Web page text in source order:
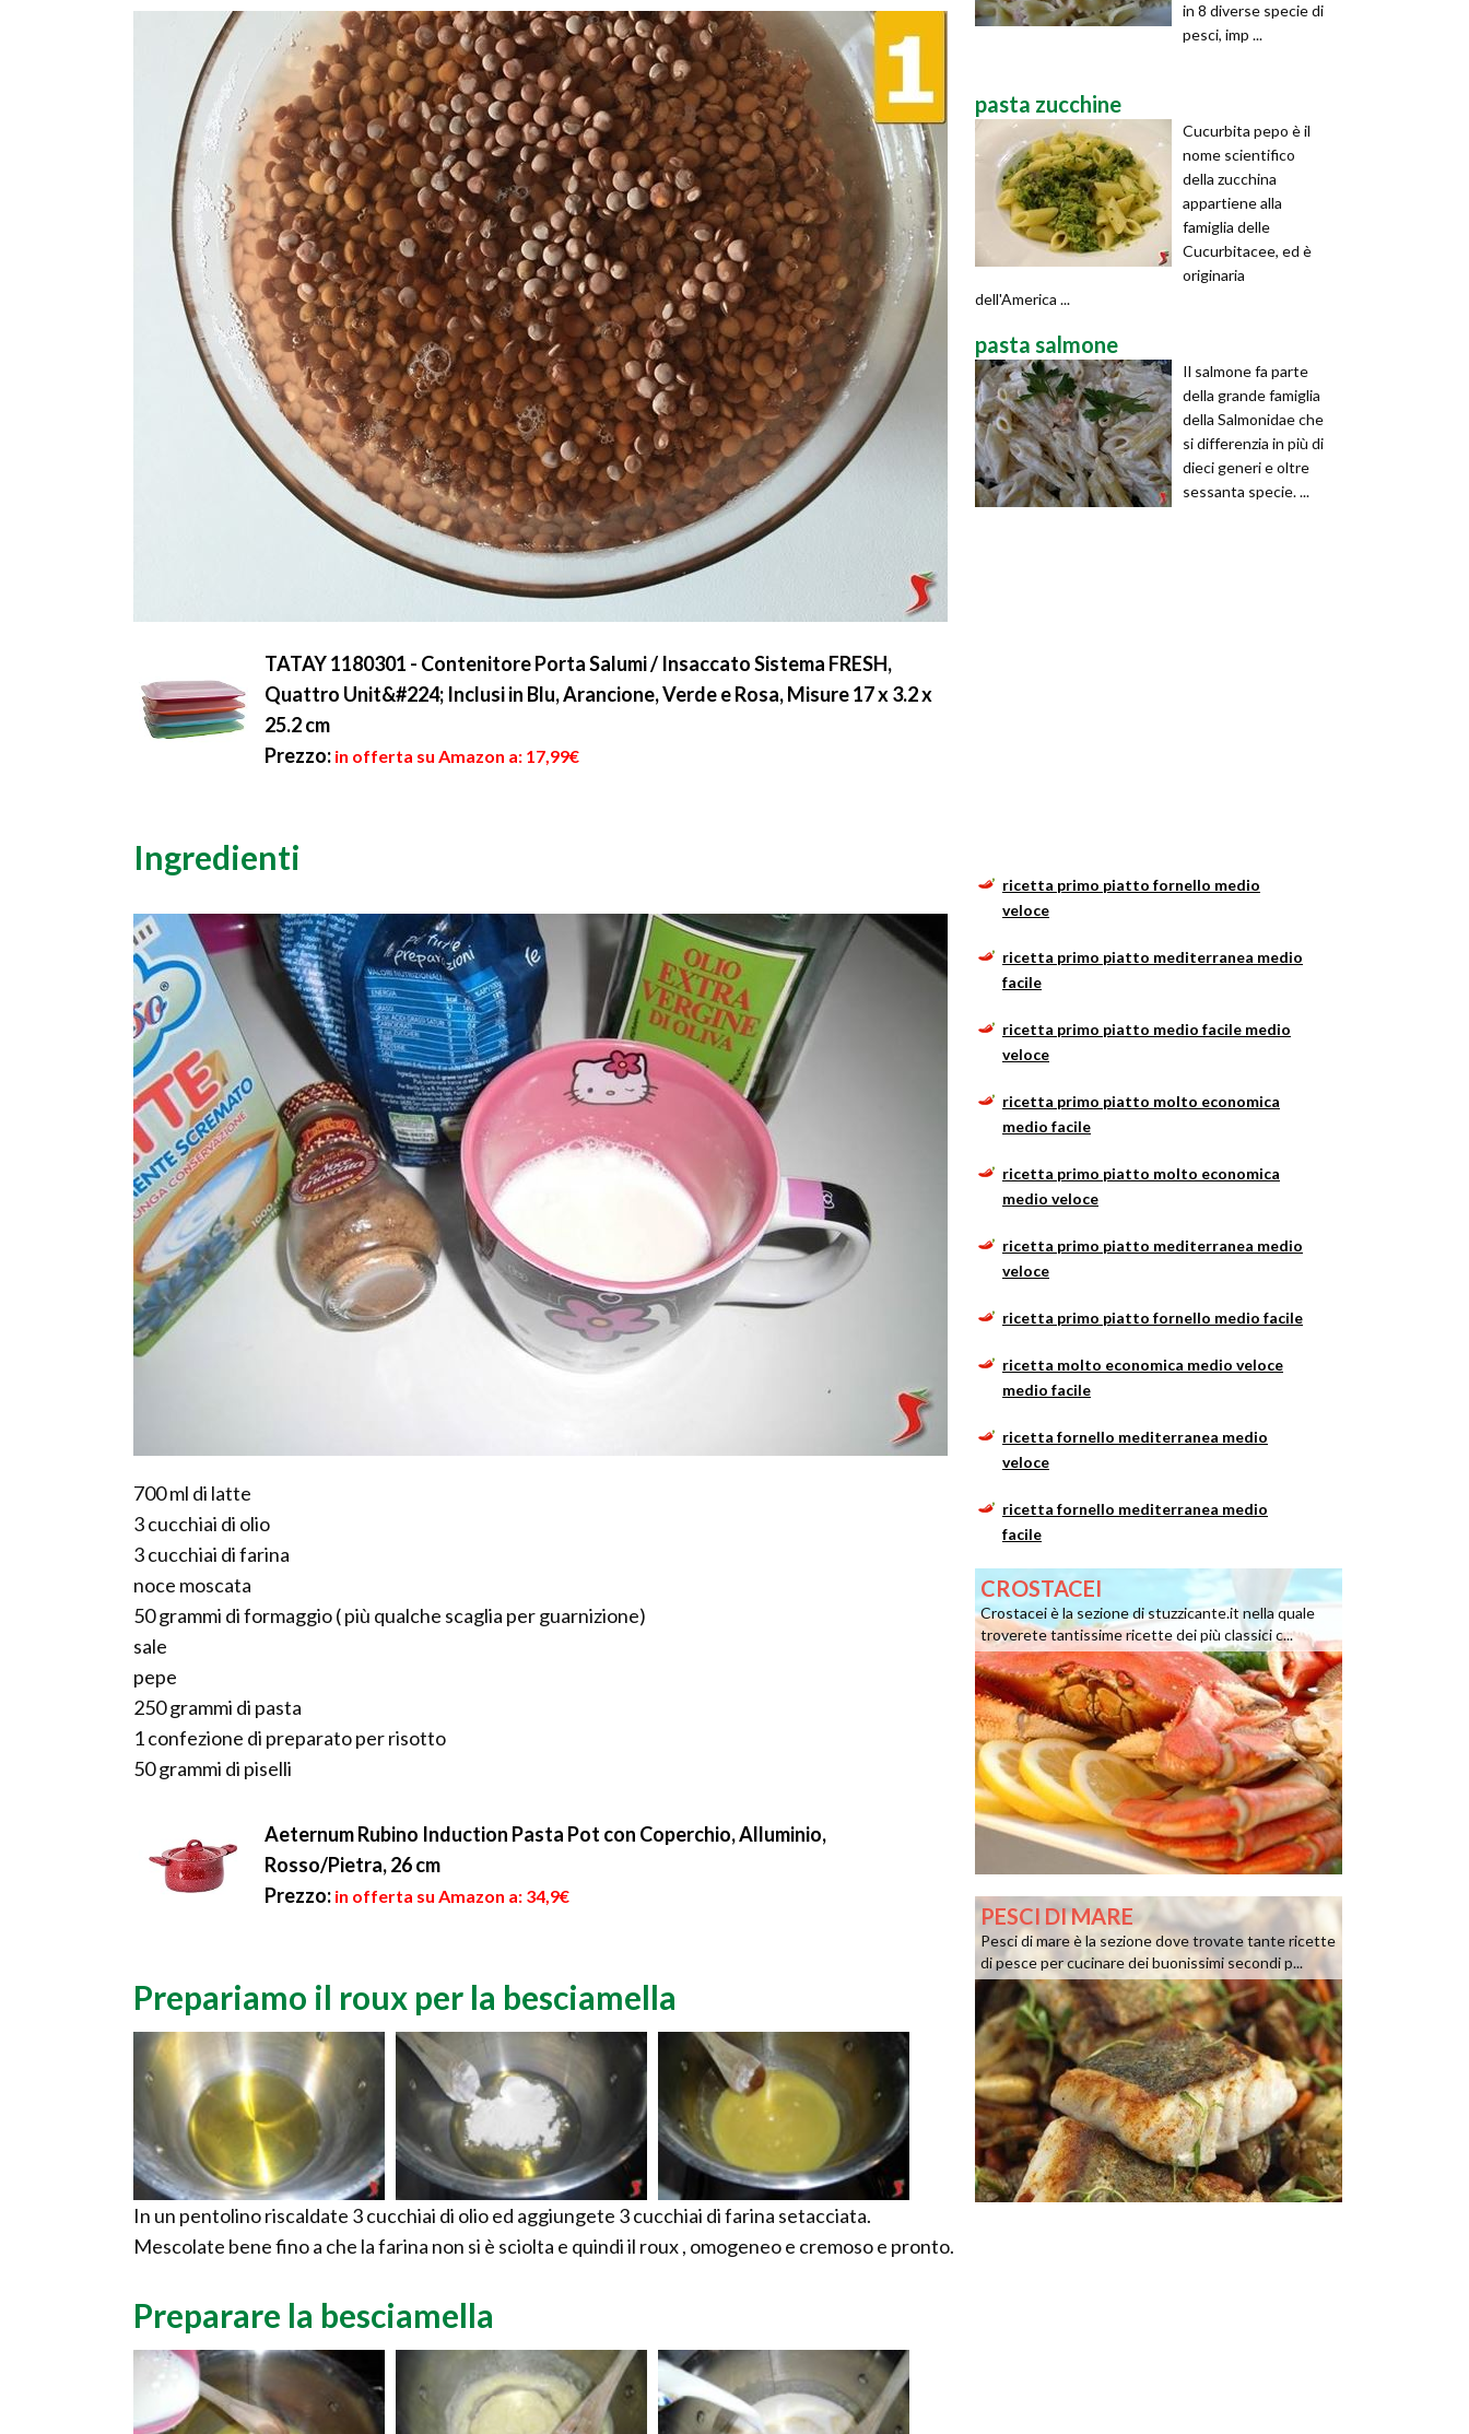
TATAY 1180301 - Contenitore Porta Salumi / Insaccato Sistema FRESH,
Quattro Unit&#224; Inclusi in Blu, Arancione, Verde e Rosa, Misure 17 x 3.2 x
25.2 cm
Prezzo: in offerta su Amazon a: 17,99€
Ingredienti
700 ml di latte
3 cucchiai di olio
3 cucchiai di farina
noce moscata
50 grammi di formaggio ( più qualche scaglia per guarnizione)
sale
pepe
250 grammi di pasta
1 confezione di preparato per risotto
50 grammi di piselli
Aeternum Rubino Induction Pasta Pot con Coperchio, Alluminio,
Rosso/Pietra, 26 cm
Prezzo: in offerta su Amazon a: 34,9€
Prepariamo il roux per la besciamella
In un pentolino riscaldate 3 cucchiai di olio ed aggiungete 3 cucchiai di farina setacciata.
Mescolate bene fino a che la farina non si è sciolta e quindi il roux , omogeneo e cremoso e pronto.
Preparare la besciamella
in 8 diverse specie di
pesci, imp ...
pasta zucchine
Cucurbita pepo è il
nome scientifico
della zucchina
appartiene alla
famiglia delle
Cucurbitacee, ed è
originaria
dell'America ...
pasta salmone
Il salmone fa parte
della grande famiglia
della Salmonidae che
si differenzia in più di
dieci generi e oltre
sessanta specie. ...
ricetta primo piatto fornello medio
veloce
ricetta primo piatto mediterranea medio
facile
ricetta primo piatto medio facile medio
veloce
ricetta primo piatto molto economica
medio facile
ricetta primo piatto molto economica
medio veloce
ricetta primo piatto mediterranea medio
veloce
ricetta primo piatto fornello medio facile
ricetta molto economica medio veloce
medio facile
ricetta fornello mediterranea medio
veloce
ricetta fornello mediterranea medio
facile
CROSTACEI
Crostacei è la sezione di stuzzicante.it nella quale
troverete tantissime ricette dei più classici c...
PESCI DI MARE
Pesci di mare è la sezione dove trovate tante ricette
di pesce per cucinare dei buonissimi secondi p...